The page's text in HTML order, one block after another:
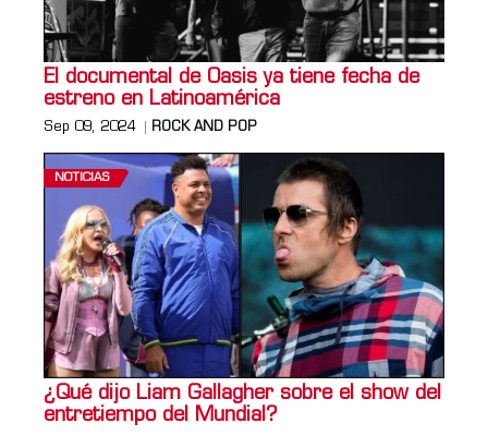
El documental de Oasis ya tiene fecha de
estreno en Latinoamérica
Sep 09, 2024 ROCK AND POP
NOTICIAS
¿Qué dijo Liam Gallagher sobre el show del
entretiempo del Mundial?